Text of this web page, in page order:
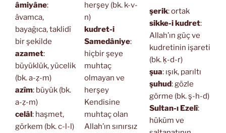
âmiyâne:
âvamca,
bayağıca, taklidî
bir şekilde
azamet:
büyüklük, yücelik
(bk. a-ẓ-m)
azîm: büyük (bk.
a-ẓ-m)
celâl: haşmet,
görkem (bk. c-l-l)
herşey (bk. k-v-
n)
kudret-i
Samedâniye:
hiçbir şeye
muhtaç
olmayan ve
herşey
Kendisine
muhtaç olan
Allah’ın sınırsız
şerik: ortak
sikke-i kudret:
Allah’ın güç ve
kudretinin işareti
(bk. ḳ-d-r)
şua: ışık, parıltı
şuhud: gözle
görme (bk. ş-h-d)
Sultan-ı Ezelî:
hüküm ve